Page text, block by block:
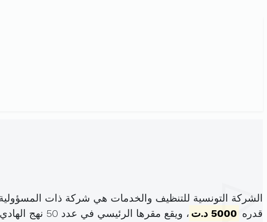
الشركة التونسية للتنظيف والخدمات هي شركة ذات
قدره 5000 د.ت ، ويقع مقرها الرئيسي في عدد 50 نهج الهادي شاكر بنزرت الشمالية (